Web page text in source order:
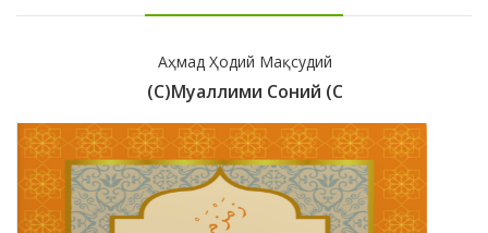
Аҳмад Ҳодий Мақсудий
(с)Муаллими Соний (с